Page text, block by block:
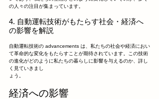
の人々の注目が集まっています。
4. 自動運転技術がもたらす社会・経済へ
の影響を解説
自動運転技術の advancements は、私たちの社会や経済におい
て革命的な変化をもたらすことが期待されています。この技術
の進化がどのように私たちの暮らしに影響を与えるのか、詳し
く見ていきまし
ょう。
経済への影響